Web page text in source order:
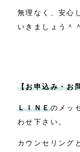
無理なく、安心
いきましょう＾＾
【お申込み・お
ＬＩＮＥのメッ
わせ下さい。
カウンセリング